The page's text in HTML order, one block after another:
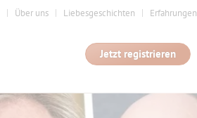
Über uns Liebesgeschichten Erfahrungen
Jetzt registrieren